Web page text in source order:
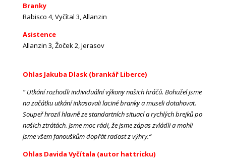
Branky
Rabisco 4, Vyčítal 3, Allanzin
Asistence
Allanzin 3, Žoček 2, Jerasov
Ohlas Jakuba Dlask (brankář Liberce)
” Utkání rozhodli individuální výkony našich hráčů. Bohužel jsme
na začátku utkání inkasovali laciné branky a museli dotahovat.
Soupeř hrozil hlavně ze standartních situací a rychlých brejků po
našich ztrátách. Jsme moc rádi, že jsme zápas zvládli a mohli
jsme všem fanouškům dopřát radost z výhry.“
Ohlas Davida Vyčítala (autor hattricku)